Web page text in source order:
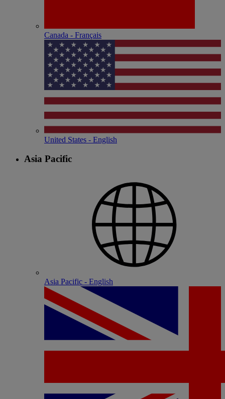
Canada - Français
United States - English
Asia Pacific
Asia Pacific - English